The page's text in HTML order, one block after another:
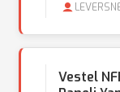
Vestel